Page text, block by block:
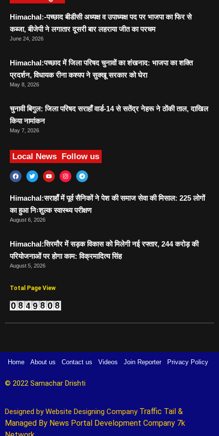
Himachal:-पच्छाद बीडीसी अध्यक्ष व उपाध्यक्ष पद पर भाजपा का फिर से
कब्जा, बीजेपी ने लगातार दूसरी बार लहराया जीत का परचम
June 24, 2026
Himachal:पच्छाद में जिला परिषद चुनावों का शंखनाद: भाजपा का शक्ति
प्रदर्शन, विधायक रीना कश्यप ने सुक्खू सरकार को घेरा
May 8, 2026
चुनावी बिगुल: जिला परिषद सराहाँ वार्ड-14 से सतेंद्र नेहरू ने ठोंकी ताल, दाखिल
किया नामांकन
May 7, 2026
Local News Follow us
Himachal:सराहाँ में पूर्व सैनिकों ने पेश की समाज सेवा की मिसाल: 225 लोगों
का हुआ निःशुल्क स्वास्थ्य परीक्षण
August 6, 2026
Himachal:सिरमौर में सड़क विकास को मिलेगी नई रफ्तार, 244 करोड़ की
परियोजनाओं पर होगा काम: विक्रमादित्य सिंह
August 5, 2026
Total Page View
Home About us Contact us Videos Join Reporter Privacy Policy
© 2022 Samachar Drishti
Designed by Website Designing Company Traffic Tail &
Managed By News Portal Development Company 7k